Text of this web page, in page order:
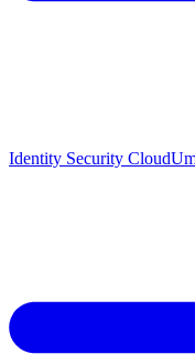
Identity Security Cloud